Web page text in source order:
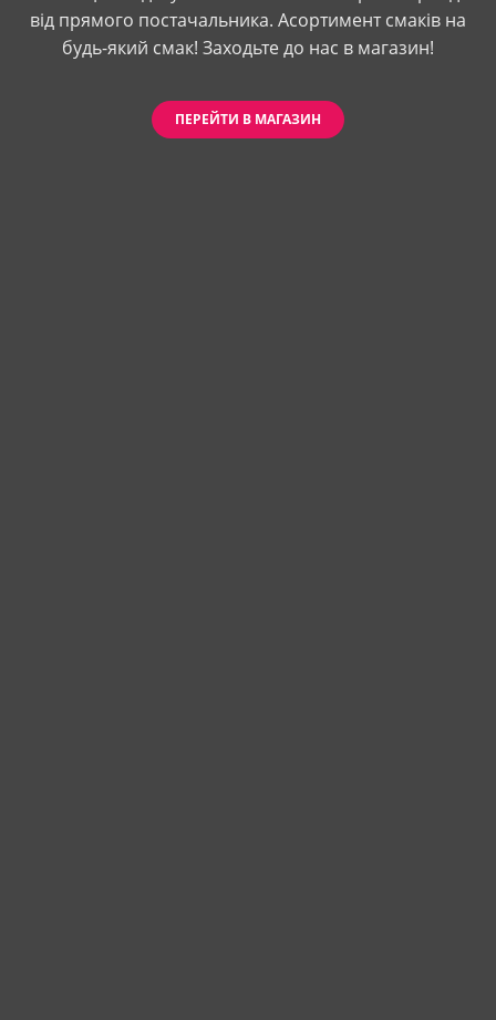
від прямого постачальника. Асортимент смаків на
будь-який смак! Заходьте до нас в магазин!
ПЕРЕЙТИ В МАГАЗИН